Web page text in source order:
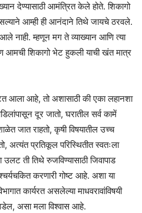
देण्यासाठी आमंत्रित केले होते. शिकागो
आम्ही ही आनंदाने तिथे जायचे ठरवले.
नाही. म्हणून मग ते व्याख्यान आणि त्या
आमची शिकागो भेट हुकली याची खंत मात्र
आला आहे, तो अशासाठी की एका लहानशा
दूर जातो, घरातील सर्व कामें
जात राहतो, कृषी विषयातील उच्च
अत्यंत प्रतिकूल परिस्थितीत स्वतःला
ती तिथे रुजविण्यासाठी जिवापाड
करणारी गोष्ट आहे. अशा या
कार्यरत असलेल्या माधवरावांविषयी
असा मला विश्वास आहे.